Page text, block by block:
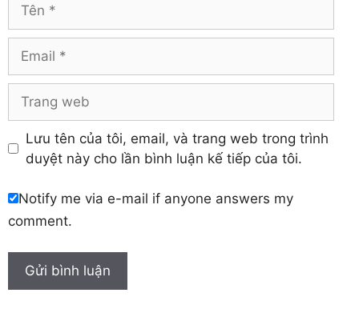
Hưng Yên
Khánh Hòa
web
Lưu tên của tôi, email, và trang web trong trình
duyệt này cho lần bình luận kế tiếp của tôi.
Notify me via e-mail if anyone answers my
comment.